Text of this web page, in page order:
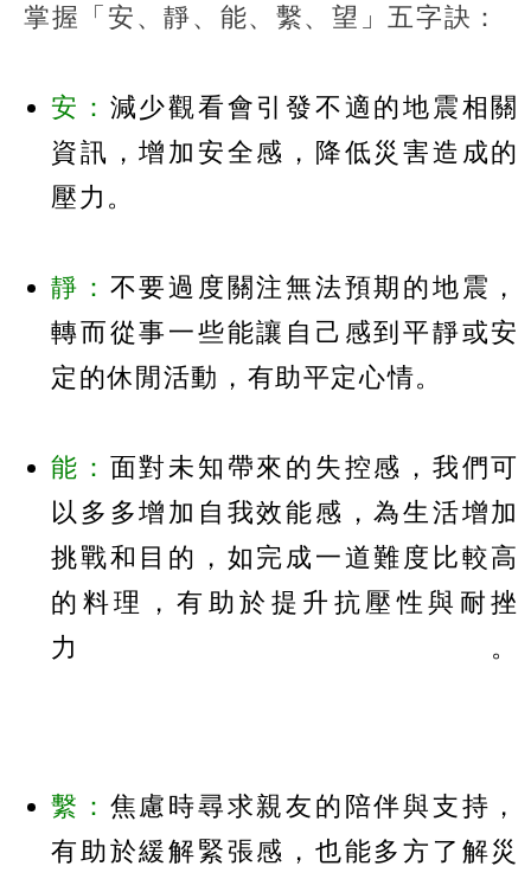
掌握「安、靜、能、繫、望」五字訣：
安： 減少觀看會引發不適的地震相關
資訊，增加安全感，降低災害造成的
壓力。
靜： 不要過度關注無法預期的地震，
轉而從事一些能讓自己感到平靜或安
定的休閒活動，有助平定心情。
能： 面對未知帶來的失控感，我們可
以多多增加自我效能感，為生活增加
挑戰和目的，如完成一道難度比較高
的料理，有助於提升抗壓性與耐挫
力。
繫： 焦慮時尋求親友的陪伴與支持，
有助於緩解緊張感，也能多方了解災